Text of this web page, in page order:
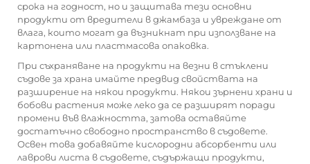
срока на годност, но и защитава тези основни
продукти от вредители в джамбаза и увреждане от
влага, които могат да възникнат при използване на
картонена или пластмасова опаковка.
При съхраняване на продукти на везни в стъклени
съдове за храна имайте предвид свойствата на
разширение на някои продукти. Някои зърнени храни и
бобови растения може леко да се разширят поради
промени във влажността, затова оставяйте
достатъчно свободно пространство в съдовете.
Освен това добавяйте кислородни абсорбенти или
лаврови листа в съдовете, съдържащи продукти,